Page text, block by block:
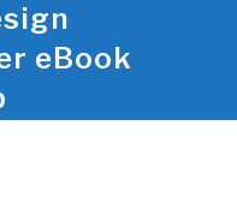
eBook